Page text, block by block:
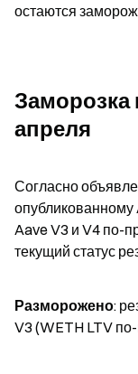
остаются
Заморозка
апреля
Согласно
опубликованному
Aave V3 и V4 по-
текущий статус
Разморожено:
V3 (WETH LTV